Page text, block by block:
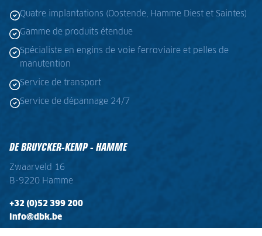
Quatre implantations (Oostende, Hamme Diest et Saintes)
Gamme de produits étendue
Spécialiste en engins de voie ferroviaire et pelles de
manutention
Service de transport
Service de dépannage 24/7
DE BRUYCKER-KEMP - HAMME
Zwaarveld 16
B-9220 Hamme
+32 (0)52 399 200
info@dbk.be